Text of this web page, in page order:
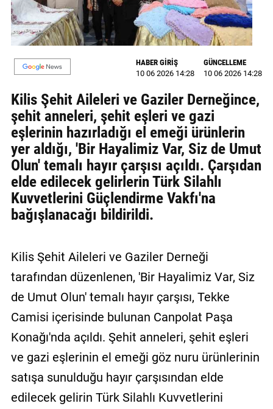
MAGAZİN
GALERİ
VİDEO
YAZARLAR
BİZE
ULAŞIN
Künye
İletişim
Gizlilik
HABER GİRİŞ
10 06 2026 14:28
GÜNCELLEME
10 06 2026 14:28
Kilis Şehit Aileleri ve Gaziler Derneğince,
şehit anneleri, şehit eşleri ve gazi
eşlerinin hazırladığı el emeği ürünlerin
yer aldığı, 'Bir Hayalimiz Var, Siz de Umut
Olun' temalı hayır çarşısı açıldı. Çarşıdan
elde edilecek gelirlerin Türk Silahlı
Kuvvetlerini Güçlendirme Vakfı'na
bağışlanacağı bildirildi.
Kilis Şehit Aileleri ve Gaziler Derneği
tarafından düzenlenen, 'Bir Hayalimiz Var, Siz
de Umut Olun' temalı hayır çarşısı, Tekke
Camisi içerisinde bulunan Canpolat Paşa
Konağı'nda açıldı. Şehit anneleri, şehit eşleri
ve gazi eşlerinin el emeği göz nuru ürünlerinin
satışa sunulduğu hayır çarşısından elde
edilecek gelirin Türk Silahlı Kuvvetlerini